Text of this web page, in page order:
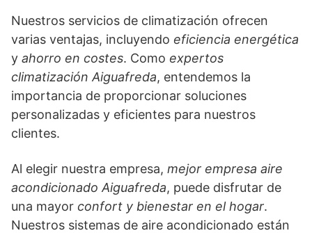
Nuestros servicios de climatización ofrecen
varias ventajas, incluyendo eficiencia energética
y ahorro en costes. Como expertos
climatización Aiguafreda, entendemos la
importancia de proporcionar soluciones
personalizadas y eficientes para nuestros
clientes.
Al elegir nuestra empresa, mejor empresa aire
acondicionado Aiguafreda, puede disfrutar de
una mayor confort y bienestar en el hogar.
Nuestros sistemas de aire acondicionado están